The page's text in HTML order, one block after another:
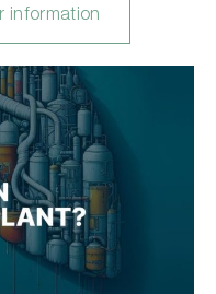
information